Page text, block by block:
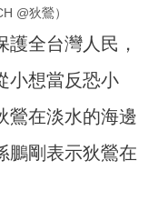
@狄鶯）
全台灣人民，
小想當反恐小
鶯在淡水的海邊
鵬剛表示狄鶯在